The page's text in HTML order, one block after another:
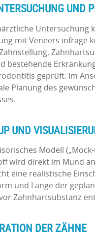
UND
Untersuchung
mit Veneers infrage
bestehende
geprüft. Im
Planung des
UND
Modell („Mock-
wird direkt im Mund
eine realistische
und Länge der
Zahnhartsubstanz
DER ZÄHNE